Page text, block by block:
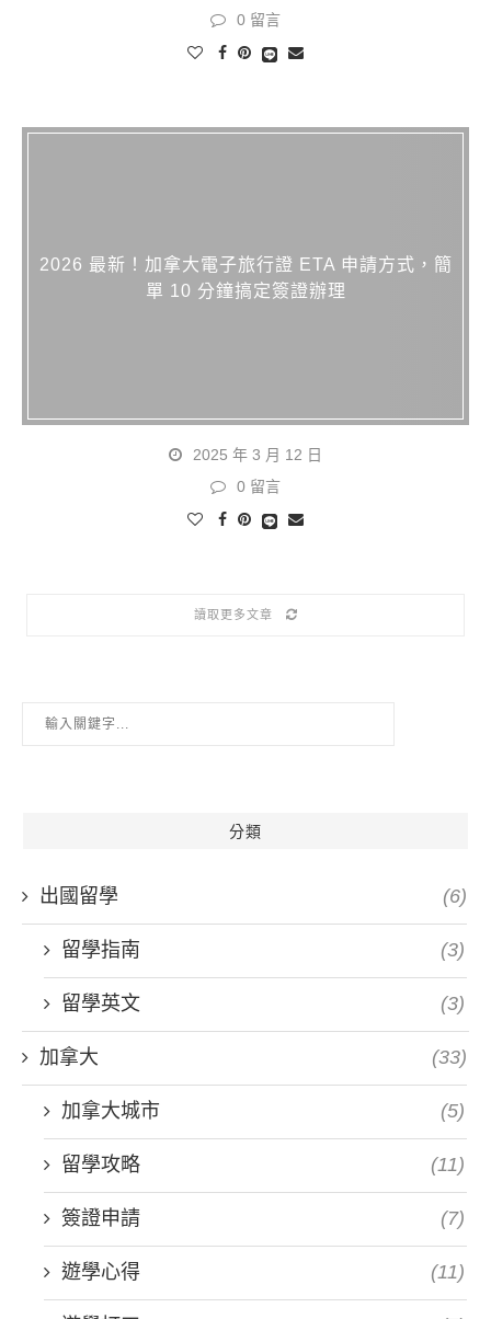
0 留言
2026 最新！加拿大電子旅行證 ETA 申請方式，簡
單 10 分鐘搞定簽證辦理
2025 年 3 月 12 日
0 留言
讀取更多文章
分類
出國留學 (6)
留學指南 (3)
留學英文 (3)
加拿大 (33)
加拿大城市 (5)
留學攻略 (11)
簽證申請 (7)
遊學心得 (11)